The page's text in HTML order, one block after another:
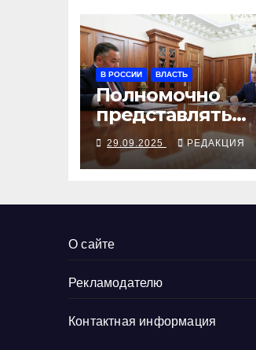
В РОССИИ ВЛАСТЬ
Полномочно
представлять
Путина на
Северо-Западе
будет Игорь
29.09.2025 РЕДАКЦИЯ
О сайте
Рекламодателю
Контактная информация